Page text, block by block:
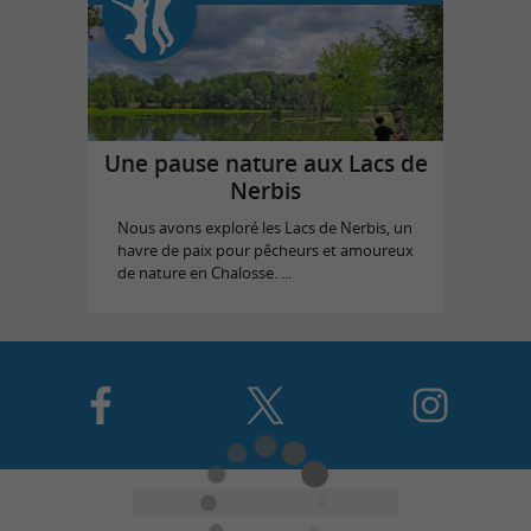
Une pause nature aux Lacs de
Nerbis
Nous avons exploré les Lacs de Nerbis, un
havre de paix pour pêcheurs et amoureux
de nature en Chalosse. ...